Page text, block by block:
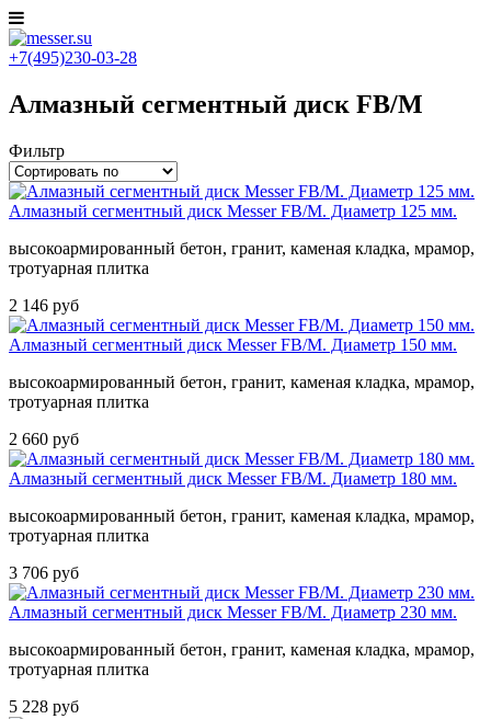
+7(495)230-03-28
Алмазный сегментный диск FB/M
Фильтр
Алмазный сегментный диск Messer FB/M. Диаметр 125 мм.
высокоармированный бетон, гранит, каменая кладка, мрамор,
тротуарная плитка
2 146 руб
Алмазный сегментный диск Messer FB/M. Диаметр 150 мм.
высокоармированный бетон, гранит, каменая кладка, мрамор,
тротуарная плитка
2 660 руб
Алмазный сегментный диск Messer FB/M. Диаметр 180 мм.
высокоармированный бетон, гранит, каменая кладка, мрамор,
тротуарная плитка
3 706 руб
Алмазный сегментный диск Messer FB/M. Диаметр 230 мм.
высокоармированный бетон, гранит, каменая кладка, мрамор,
тротуарная плитка
5 228 руб